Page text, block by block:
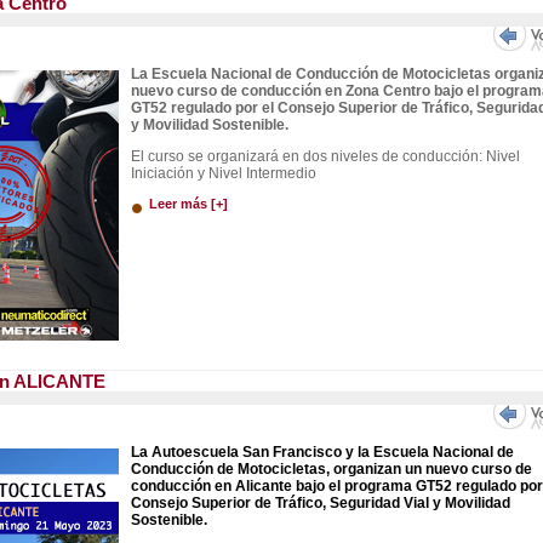
La Escuela Nacional de Conducción de Motocicletas
nuevo curso de conducción en Zona Centro bajo el
GT52 regulado por el Consejo Superior de Tráfico,
y Movilidad Sostenible.
El curso se organizará en dos niveles de conducción: Nivel
Iniciación y Nivel Intermedio
Leer más [+]
ALICANTE
La Autoescuela San Francisco y la Escuela Nacional de
Conducción de Motocicletas, organizan un nuevo curso de
conducción en Alicante bajo el programa GT52 regulado
Consejo Superior de Tráfico, Seguridad Vial y Movilidad
Sostenible.